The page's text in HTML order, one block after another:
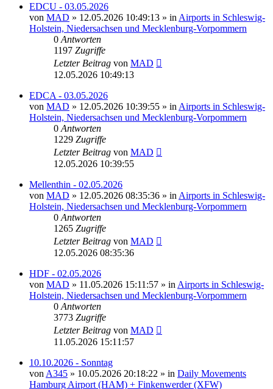
EDCU - 03.05.2026
von MAD » 12.05.2026 10:49:13 » in Airports in Schleswig-
Holstein, Niedersachsen und Mecklenburg-Vorpommern
0 Antworten
1197 Zugriffe
Letzter Beitrag von MAD
12.05.2026 10:49:13
EDCA - 03.05.2026
von MAD » 12.05.2026 10:39:55 » in Airports in Schleswig-
Holstein, Niedersachsen und Mecklenburg-Vorpommern
0 Antworten
1229 Zugriffe
Letzter Beitrag von MAD
12.05.2026 10:39:55
Mellenthin - 02.05.2026
von MAD » 12.05.2026 08:35:36 » in Airports in Schleswig-
Holstein, Niedersachsen und Mecklenburg-Vorpommern
0 Antworten
1265 Zugriffe
Letzter Beitrag von MAD
12.05.2026 08:35:36
HDF - 02.05.2026
von MAD » 11.05.2026 15:11:57 » in Airports in Schleswig-
Holstein, Niedersachsen und Mecklenburg-Vorpommern
0 Antworten
3773 Zugriffe
Letzter Beitrag von MAD
11.05.2026 15:11:57
10.10.2026 - Sonntag
von A345 » 10.05.2026 20:18:22 » in Daily Movements
Hamburg Airport (HAM) + Finkenwerder (XFW)